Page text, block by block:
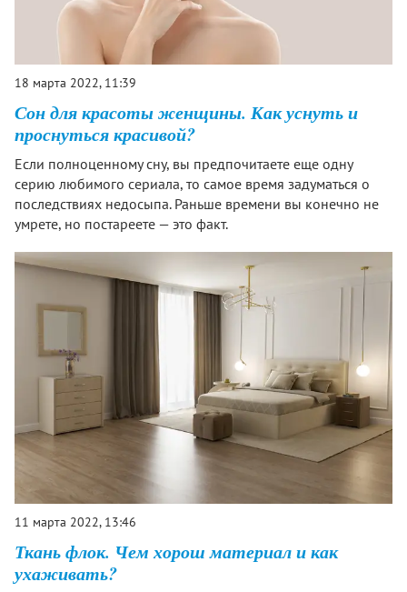
18 марта 2022, 11:39
Сон для красоты женщины. Как уснуть и
проснуться красивой?
Если полноценному сну, вы предпочитаете еще одну
серию любимого сериала, то самое время задуматься о
последствиях недосыпа. Раньше времени вы конечно не
умрете, но постареете — это факт.
11 марта 2022, 13:46
Ткань флок. Чем хорош материал и как
ухаживать?